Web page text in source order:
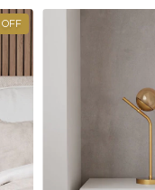
OFF